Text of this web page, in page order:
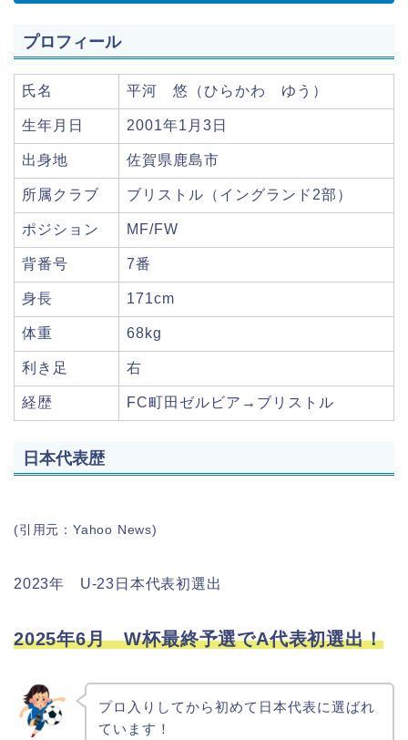
プロフィール
氏名 平河 悠（ひらかわ ゆう）
生年月日 2001年1月3日
出身地 佐賀県鹿島市
所属クラブ ブリストル（イングランド2部）
ポジション MF/FW
背番号 7番
身長 171cm
体重 68kg
利き足 右
経歴 FC町田ゼルビア→ブリストル
日本代表歴
(引用元：Yahoo News)
2023年 U‐23日本代表初選出
2025年6月 W杯最終予選でA代表初選出！
プロ入りしてから初めて日本代表に選ばれ
ています！